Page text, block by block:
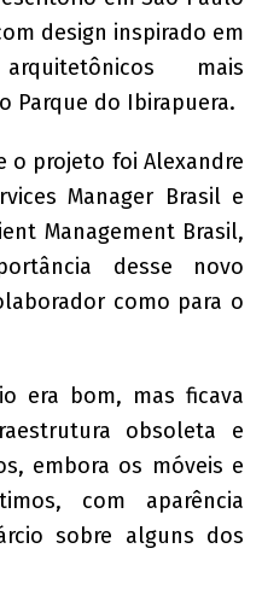
design inspirado em
mais
Parque do Ibirapuera.
o projeto foi Alexandre
Manager Brasil e
Management Brasil,
desse novo
como para o
era bom, mas ficava
obsoleta e
embora os móveis e
com aparência
sobre alguns dos